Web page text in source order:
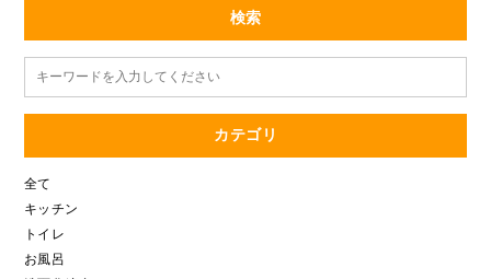
検索
カテゴリ
全て
キッチン
トイレ
お風呂